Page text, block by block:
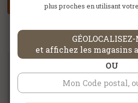
DANS LA MÊME
plus proches en utilisant
et affichez les magasins
OU